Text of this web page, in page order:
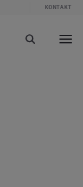
KONTAKT